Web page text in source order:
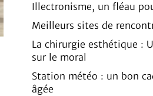
Illectronisme, un fléau
Meilleurs sites de
La chirurgie esthétique :
sur le moral
Station météo : un bon
âgée